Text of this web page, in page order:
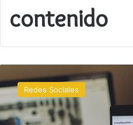
contenido
crear
contenido
viral
en
Redes Sociales